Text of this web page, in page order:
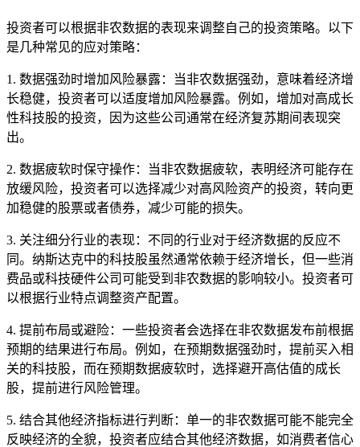
投资者可以根据非农数据的表现来调整自己的投资策略。以下
是几种常见的应对策略：
1. 数据强劲时增加风险暴露：当非农数据强劲，意味着经济增
长稳健，投资者可以适度增加风险暴露。例如，增加对高成长
性科技股的投资，因为这些公司通常在经济复苏期间表现突
出。
2. 数据疲软时保守操作：当非农数据疲软，表明经济可能存在
放缓风险，投资者可以选择减少对高风险资产的投资，转向更
加稳健的股票或者债券，减少可能的损失。
3. 关注细分行业的表现：不同的行业对于经济数据的反应不
同。纳斯达克中的科技股虽然通常依赖于经济增长，但一些消
费品或科技硬件公司可能受到非农数据的影响较小。投资者可
以根据行业特点调整资产配置。
4. 提前布局或避险：一些投资者会选择在非农数据发布前根据
预期的结果进行布局。例如，在预期数据强劲时，提前买入相
关的科技股，而在预期数据疲软时，选择避开高估值的成长
股，提前进行风险管理。
5. 结合其他经济指标进行判断：单一的非农数据可能不能完全
反映经济的全貌，投资者应结合其他经济数据，如消费者信心